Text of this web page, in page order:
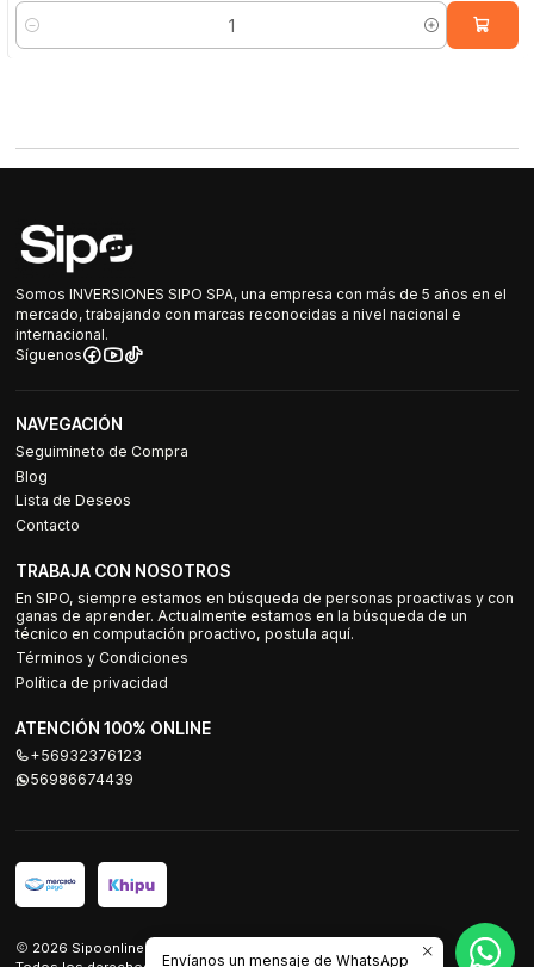
Cantidad
Somos INVERSIONES SIPO SPA, una empresa con más de 5 años en el
mercado, trabajando con marcas reconocidas a nivel nacional e
internacional.
Síguenos
NAVEGACIÓN
Seguimineto de Compra
Blog
Lista de Deseos
Contacto
TRABAJA CON NOSOTROS
En SIPO, siempre estamos en búsqueda de personas proactivas y con
ganas de aprender. Actualmente estamos en la búsqueda de un
técnico en computación proactivo, postula aquí.
Términos y Condiciones
Política de privacidad
ATENCIÓN 100% ONLINE
+56932376123
56986674439
2026 Sipoonline.
Envíanos un mensaje de WhatsApp